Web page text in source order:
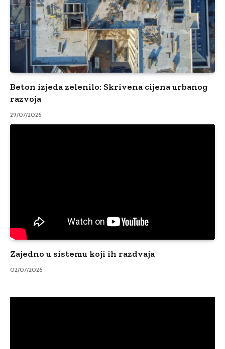
Beton izjeda zelenilo: Skrivena cijena urbanog
razvoja
29/07/2026
Zajedno u sistemu koji ih razdvaja
02/07/2026